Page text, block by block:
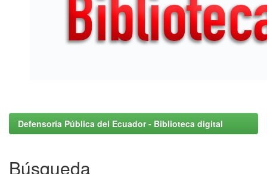
Defensoría Pública del Ecuador - Biblioteca digital
Búsqueda